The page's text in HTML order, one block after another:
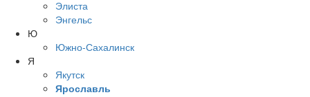
Элиста
Энгельс
Ю
Южно-Сахалинск
Я
Якутск
Ярославль